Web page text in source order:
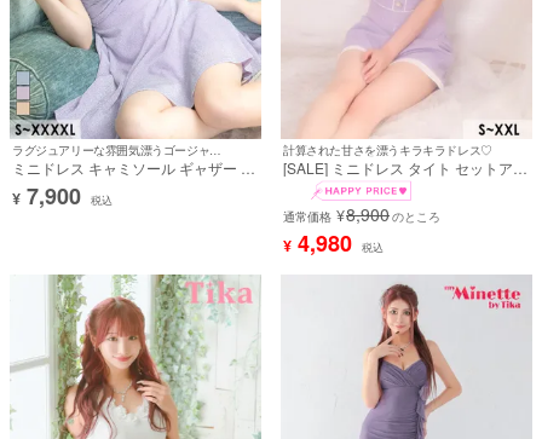
ミニドレス キャミソール ギャザー リ
ボンデザイン ラメ キラキラ ストレッ
チ Aライン 紫 5L XXXXL 大きいサイ
¥ 7,900 税込
計算された甘さを漂うキラキラドレス♡
[SALE] ミニドレス タイト セットアッ
プ ノースリーブ ショルダーリボン ビ
ジューシャワー キラキラ パールボタ
ン パイピング 下着のまま ラベンダー
大きいサイズ XL XXL キャバドレス
(若林萌々着用) [tk-mds2297-1]
通常価格 ¥8,900のところ
¥ 4,980 税込